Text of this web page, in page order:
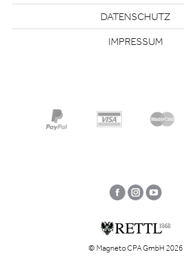
DATENSCHUTZ
IMPRESSUM
Facebook
InstagramYouTube
© Magneto CPA GmbH 2026